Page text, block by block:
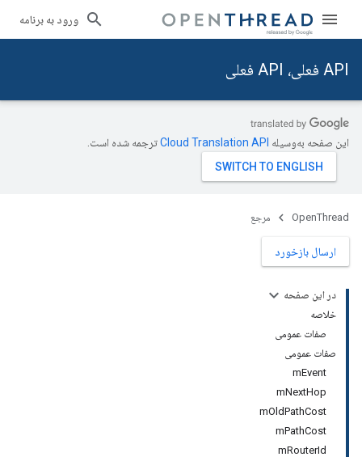
ورود به برنامه
API فعلی، API فعلی
این صفحه به‌وسیله ترجمه شده است.
OpenThread مرجع
ارسال بازخورد
در این صفحه
خلاصه
صفات عمومی
صفات عمومی
mEvent
mNextHop
mOldPathCost
mPathCost
mRouterId